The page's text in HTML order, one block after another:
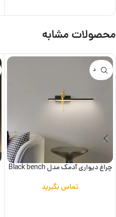
محصولات مشابه
ناموجود
چراغ دیواری آدمک مدل Black bench
تماس بگیرید